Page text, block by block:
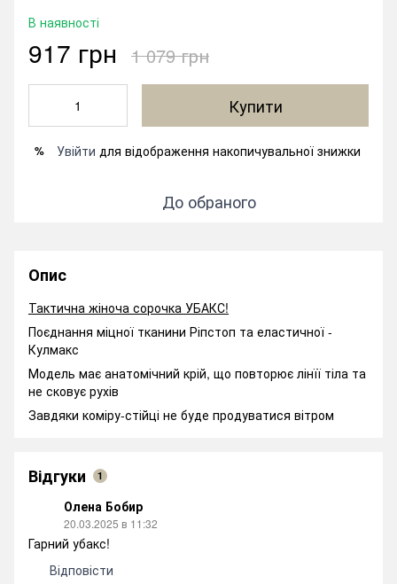
В наявності
917 грн 1 079 грн
Купити
% Увійти для відображення накопичувальної знижки
До обраного
Опис
Тактична жіноча сорочка УБАКС!
Поєднання міцної тканини Ріпстоп та еластичної -
Кулмакс
Модель має анатомічний крій, що повторює лінїї тіла та
не сковує рухів
Завдяки коміру-стійці не буде продуватися вітром
Відгуки 1
Олена Бобир
20.03.2025 в 11:32
Гарний убакс!
Відповісти